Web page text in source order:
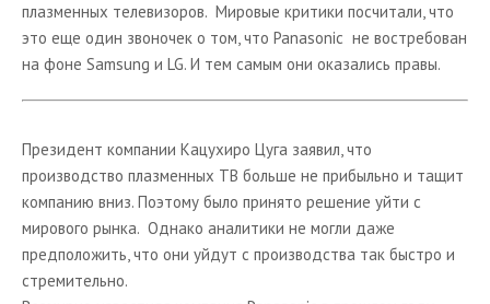
Проекционное оборудование
Спутниковое телевидение
Аудио техника Hi-Fi
Устройства для чтения электронных книг
Новости из мира Аудио&Видео
плазменных телевизоров. Мировые критики посчитали, что
это еще один звоночек о том, что Panasonic не востребован
на фоне Samsung и LG. И тем самым они оказались правы.
Президент компании Кацухиро Цуга заявил, что
производство плазменных ТВ больше не прибыльно и тащит
компанию вниз. Поэтому было принято решение уйти с
мирового рынка. Однако аналитики не могли даже
предположить, что они уйдут с производства так быстро и
стремительно.